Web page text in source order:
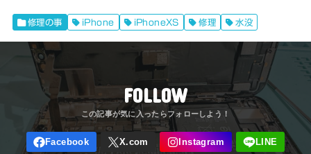
修理の事 iPhone iPhoneXS 修理 水没
FOLLOW